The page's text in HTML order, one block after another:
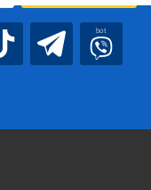
bot